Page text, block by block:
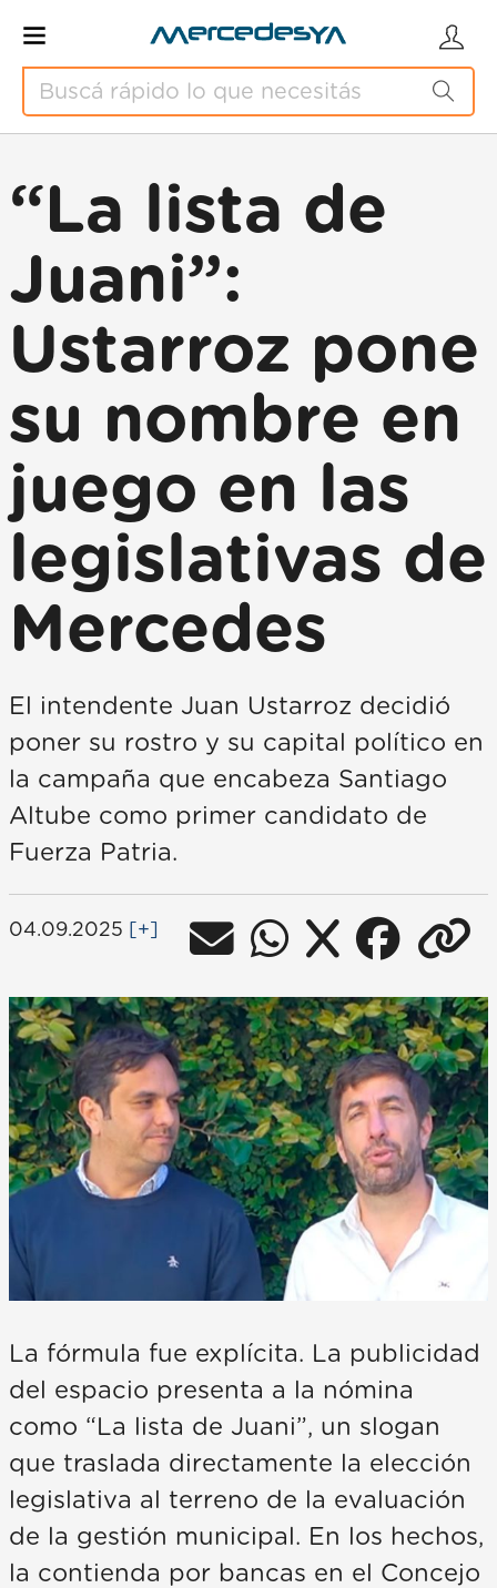
“La lista de
Juani”:
Ustarroz pone
su nombre en
juego en las
legislativas de
Mercedes
El intendente Juan Ustarroz decidió
poner su rostro y su capital político en
la campaña que encabeza Santiago
Altube como primer candidato de
Fuerza Patria.
04.09.2025 [+]
La fórmula fue explícita. La publicidad
del espacio presenta a la nómina
como “La lista de Juani”, un slogan
que traslada directamente la elección
legislativa al terreno de la evaluación
de la gestión municipal. En los hechos,
la contienda por bancas en el Concejo